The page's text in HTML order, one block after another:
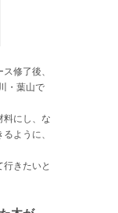
修了後、
・葉山で
料にし、な
ように、
きたいと